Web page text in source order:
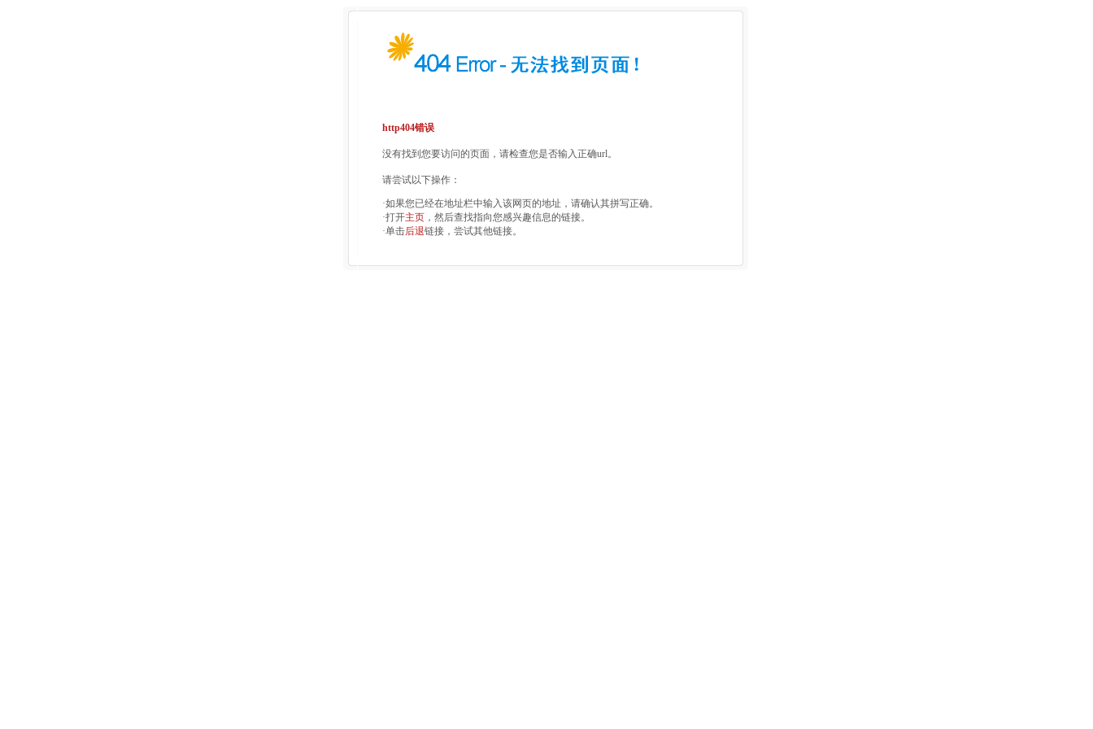
http404错误
没有找到您要访问的页面，请检查您是否输入正确url。
请尝试以下操作：
·如果您已经在地址栏中输入该网页的地址，请确认其拼写正确。
·打开主页 ，然后查找指向您感兴趣信息的链接。
·单击后退链接，尝试其他链接。